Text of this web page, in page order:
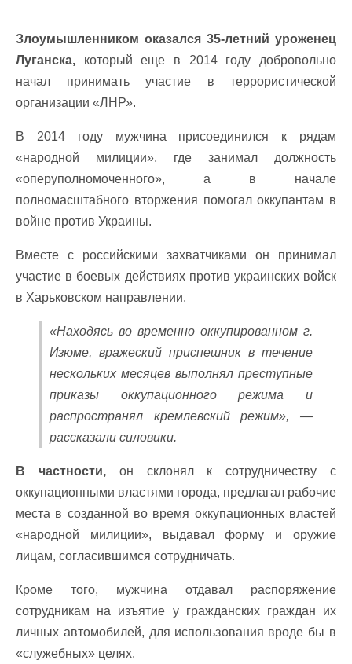
Злоумышленником оказался 35-летний уроженец
Луганска, который еще в 2014 году добровольно
начал принимать участие в террористической
организации «ЛНР».
В 2014 году мужчина присоединился к рядам
«народной милиции», где занимал должность
«оперуполномоченного», а в начале
полномасштабного вторжения помогал оккупантам в
войне против Украины.
Вместе с российскими захватчиками он принимал
участие в боевых действиях против украинских войск
в Харьковском направлении.
«Находясь во временно оккупированном г.
Изюме, вражеский приспешник в течение
нескольких месяцев выполнял преступные
приказы оккупационного режима и
распространял кремлевский режим», —
рассказали силовики.
В частности,он склонял к сотрудничеству с
оккупационными властями города, предлагал рабочие
места в созданной во время оккупационных властей
«народной милиции», выдавал форму и оружие
лицам, согласившимся сотрудничать.
Кроме того, мужчина отдавал распоряжение
сотрудникам на изъятие у гражданских граждан их
личных автомобилей, для использования вроде бы в
«служебных» целях.